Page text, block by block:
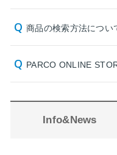
商品の検索方法につい
PARCO ONLINE
Info&News